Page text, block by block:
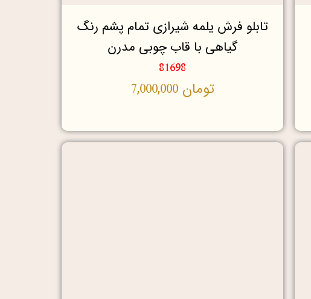
تابلو فرش یلمه شیرازی تمام پشم رنگ
گیاهی با قاب چوبی مدرن
81698
تومان 7,000,000